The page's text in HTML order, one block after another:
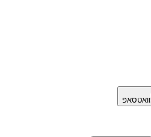
וואטסאפ